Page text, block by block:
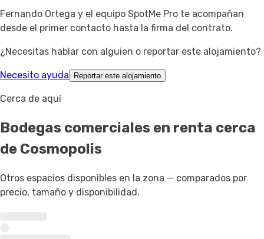
Fernando Ortega y el equipo SpotMe Pro te acompañan
desde el primer contacto hasta la firma del contrato.
¿Necesitas hablar con alguien o reportar este alojamiento?
Necesito ayuda Reportar este alojamiento
Cerca de aquí
Bodegas comerciales en renta cerca
de Cosmopolis
Otros espacios disponibles en la zona — comparados por
precio, tamaño y disponibilidad.